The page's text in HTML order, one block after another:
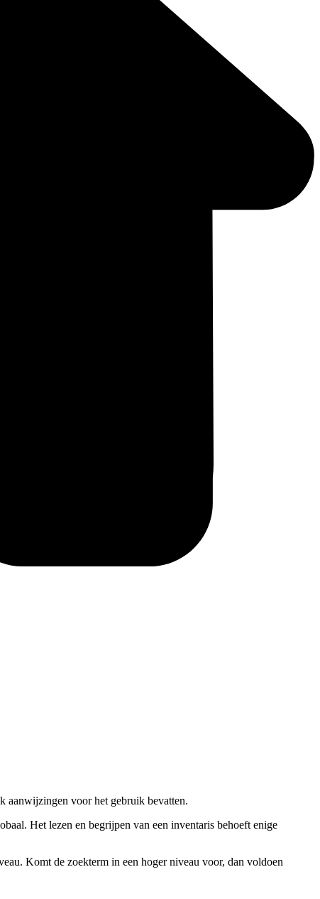
aanwijzingen voor het gebruik bevatten.
Het lezen en begrijpen van een inventaris behoeft enige
Komt de zoekterm in een hoger niveau voor, dan voldoen